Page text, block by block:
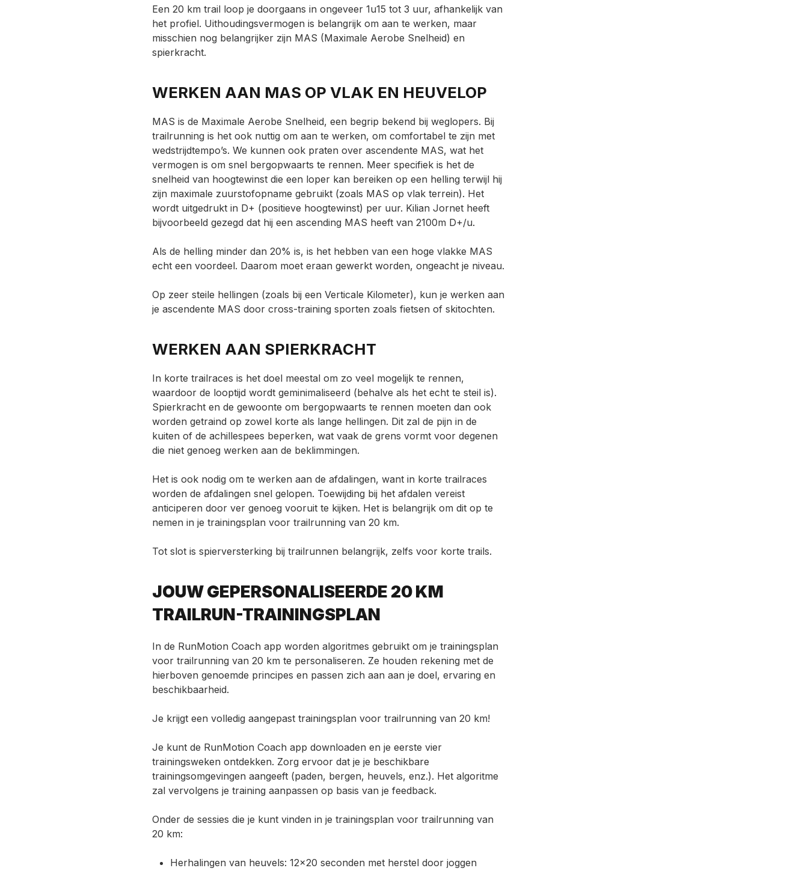
Een 20 km trail loop je doorgaans in ongeveer 1u15 tot 3 uur, afhankelijk van
het profiel. Uithoudingsvermogen is belangrijk om aan te werken, maar
misschien nog belangrijker zijn MAS (Maximale Aerobe Snelheid) en
spierkracht.
WERKEN AAN MAS OP VLAK EN HEUVELOP
MAS is de Maximale Aerobe Snelheid, een begrip bekend bij weglopers. Bij
trailrunning is het ook nuttig om aan te werken, om comfortabel te zijn met
wedstrijdtempo’s. We kunnen ook praten over ascendente MAS, wat het
vermogen is om snel bergopwaarts te rennen. Meer specifiek is het de
snelheid van hoogtewinst die een loper kan bereiken op een helling terwijl hij
zijn maximale zuurstofopname gebruikt (zoals MAS op vlak terrein). Het
wordt uitgedrukt in D+ (positieve hoogtewinst) per uur. Kilian Jornet heeft
bijvoorbeeld gezegd dat hij een ascending MAS heeft van 2100m D+/u.
Als de helling minder dan 20% is, is het hebben van een hoge vlakke MAS
echt een voordeel. Daarom moet eraan gewerkt worden, ongeacht je niveau.
Op zeer steile hellingen (zoals bij een Verticale Kilometer), kun je werken aan
je ascendente MAS door cross-training sporten zoals fietsen of skitochten.
WERKEN AAN SPIERKRACHT
In korte trailraces is het doel meestal om zo veel mogelijk te rennen,
waardoor de looptijd wordt geminimaliseerd (behalve als het echt te steil is).
Spierkracht en de gewoonte om bergopwaarts te rennen moeten dan ook
worden getraind op zowel korte als lange hellingen. Dit zal de pijn in de
kuiten of de achillespees beperken, wat vaak de grens vormt voor degenen
die niet genoeg werken aan de beklimmingen.
Het is ook nodig om te werken aan de afdalingen, want in korte trailraces
worden de afdalingen snel gelopen. Toewijding bij het afdalen vereist
anticiperen door ver genoeg vooruit te kijken. Het is belangrijk om dit op te
nemen in je trainingsplan voor trailrunning van 20 km.
Tot slot is spierversterking bij trailrunnen belangrijk, zelfs voor korte trails.
JOUW GEPERSONALISEERDE 20 KM
TRAILRUN-TRAININGSPLAN
In de RunMotion Coach app worden algoritmes gebruikt om je trainingsplan
voor trailrunning van 20 km te personaliseren. Ze houden rekening met de
hierboven genoemde principes en passen zich aan aan je doel, ervaring en
beschikbaarheid.
Je krijgt een volledig aangepast trainingsplan voor trailrunning van 20 km!
Je kunt de RunMotion Coach app downloaden en je eerste vier
trainingsweken ontdekken. Zorg ervoor dat je je beschikbare
trainingsomgevingen aangeeft (paden, bergen, heuvels, enz.). Het algoritme
zal vervolgens je training aanpassen op basis van je feedback.
Onder de sessies die je kunt vinden in je trainingsplan voor trailrunning van
20 km:
Herhalingen van heuvels: 12×20 seconden met herstel door joggen